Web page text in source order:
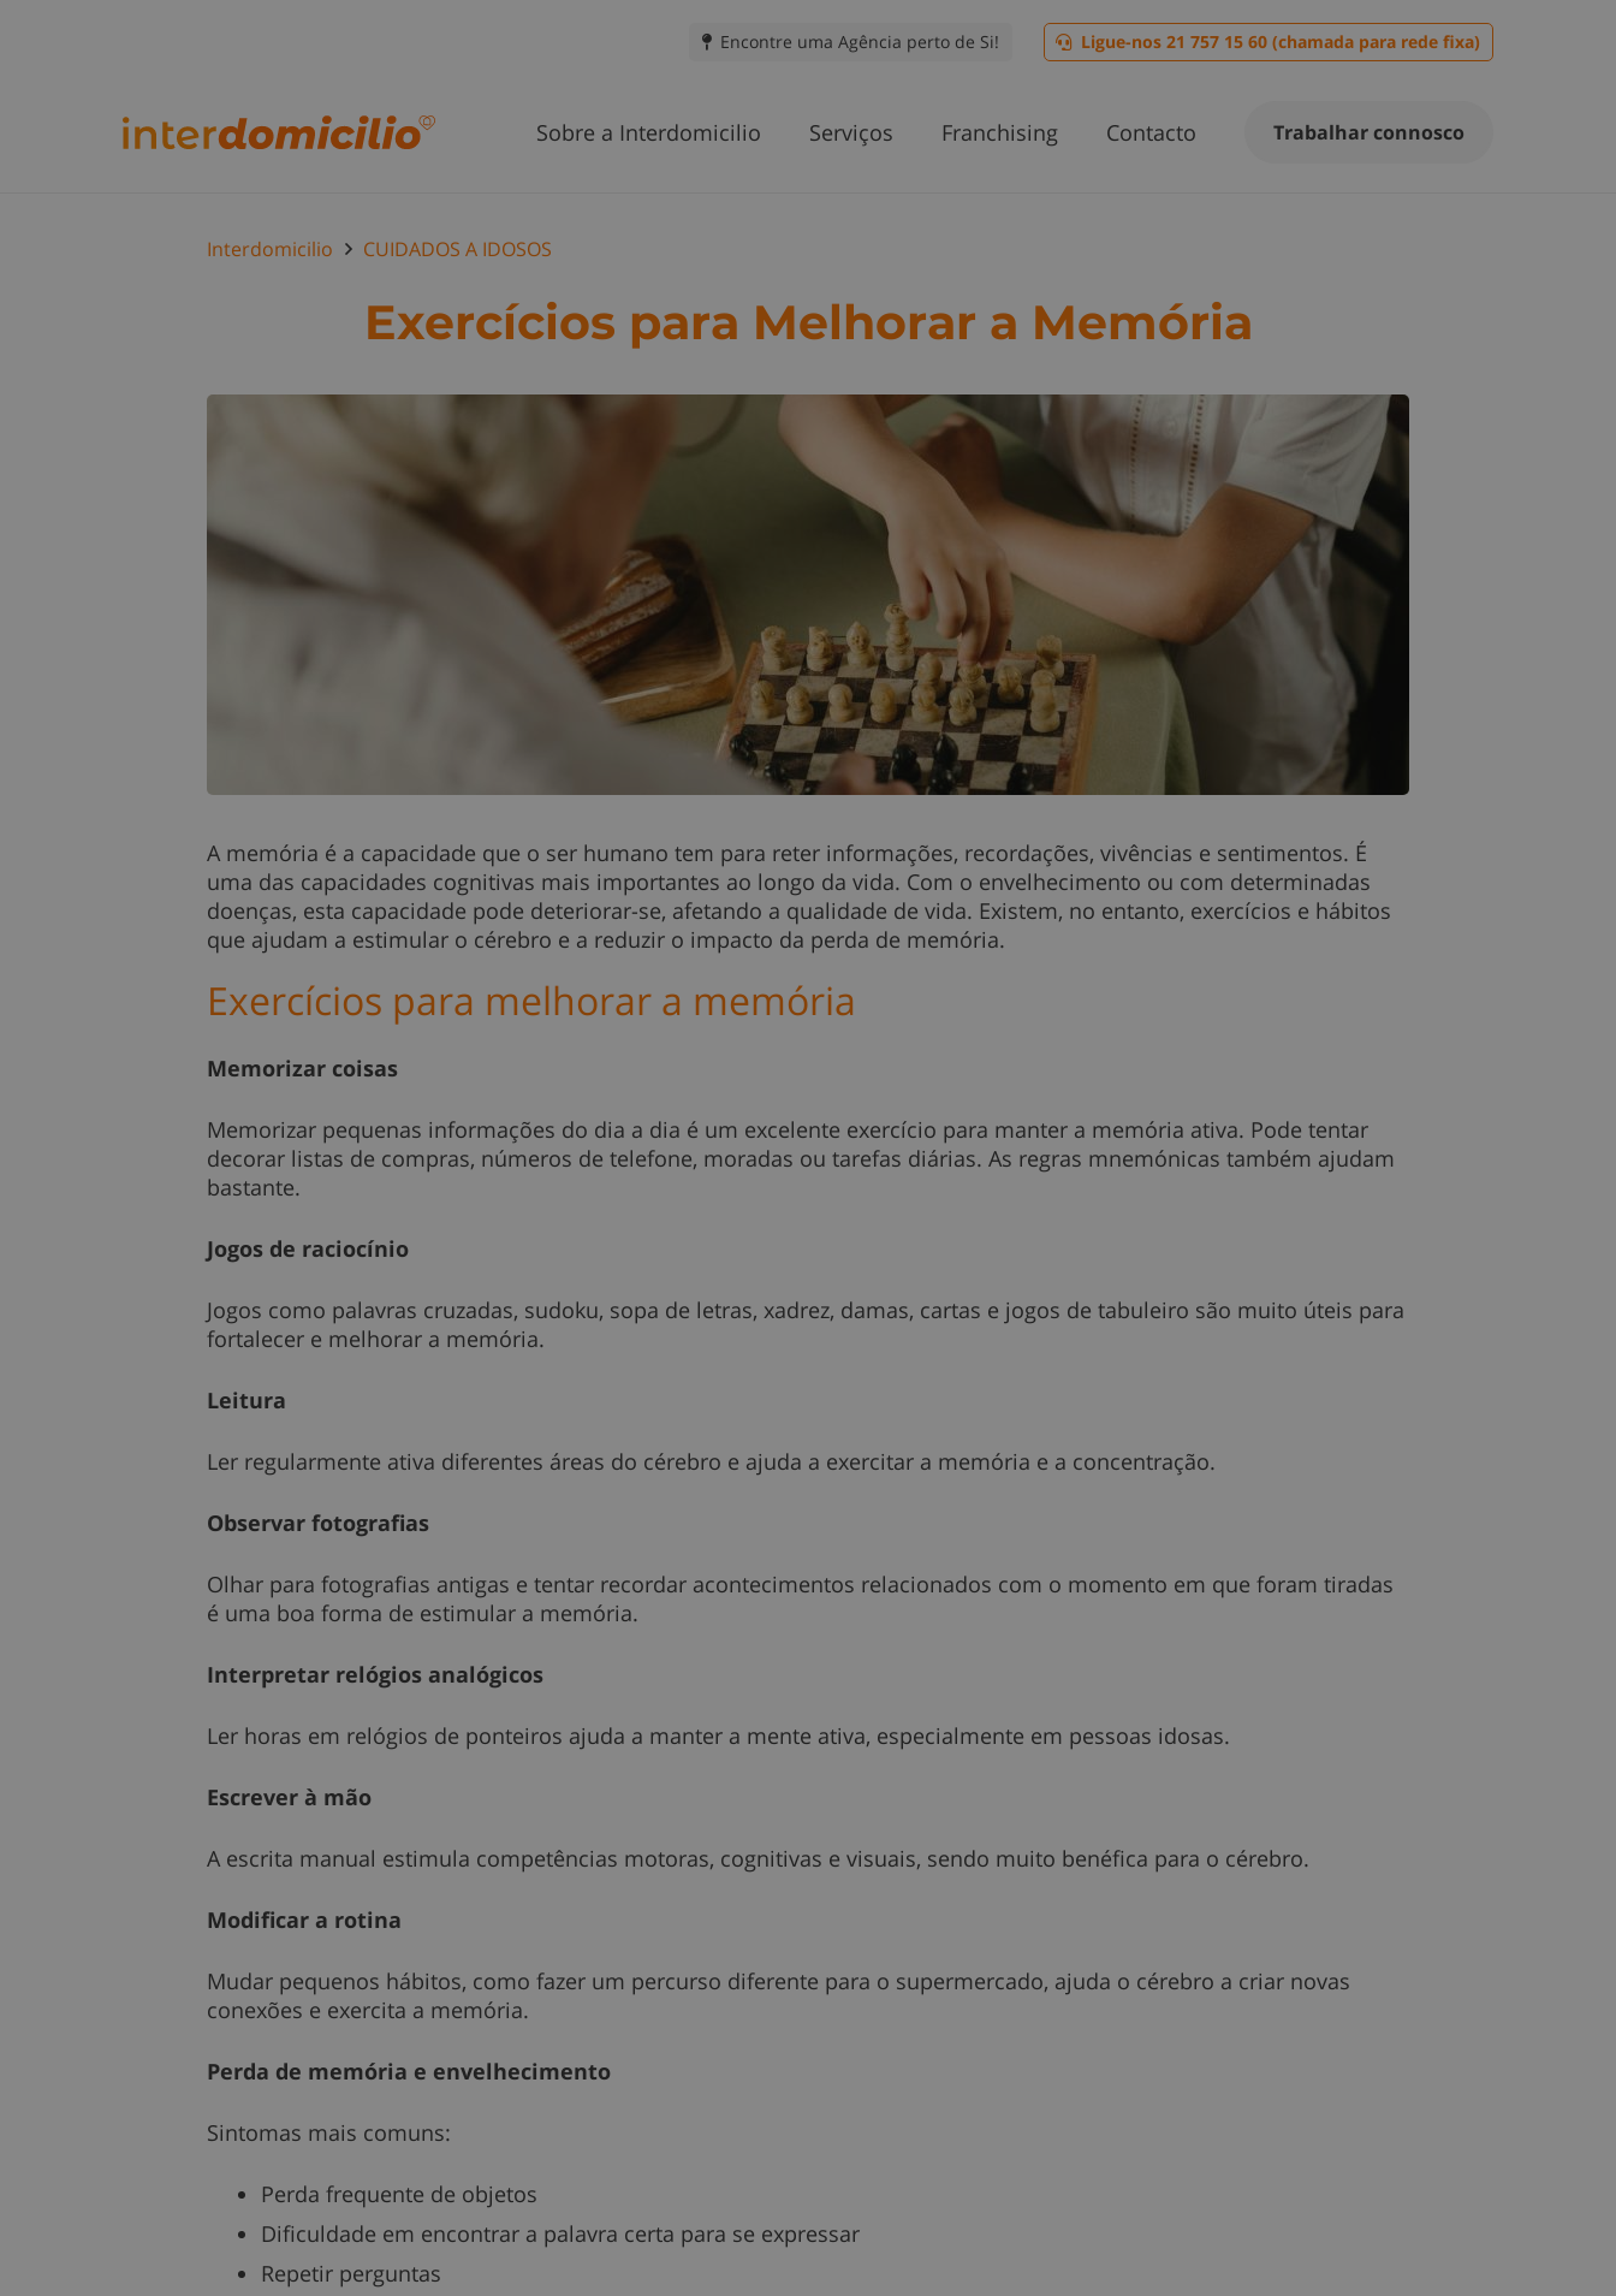
Encontre uma Agência perto de Si! Ligue-nos 21 757 15 60 (chamada para rede fixa)
Sobre a Interdomicilio Serviços Franchising Contacto Trabalhar connosco
Interdomicilio CUIDADOS A IDOSOS
Exercícios para Melhorar a Memória
A memória é a capacidade que o ser humano tem para reter informações, recordações, vivências e sentimentos. É
uma das capacidades cognitivas mais importantes ao longo da vida. Com o envelhecimento ou com determinadas
doenças, esta capacidade pode deteriorar-se, afetando a qualidade de vida. Existem, no entanto, exercícios e hábitos
que ajudam a estimular o cérebro e a reduzir o impacto da perda de memória.
Exercícios para melhorar a memória
Memorizar coisas
Memorizar pequenas informações do dia a dia é um excelente exercício para manter a memória ativa. Pode tentar
decorar listas de compras, números de telefone, moradas ou tarefas diárias. As regras mnemónicas também ajudam
bastante.
Jogos de raciocínio
Jogos como palavras cruzadas, sudoku, sopa de letras, xadrez, damas, cartas e jogos de tabuleiro são muito úteis para
fortalecer e melhorar a memória.
Leitura
Ler regularmente ativa diferentes áreas do cérebro e ajuda a exercitar a memória e a concentração.
Observar fotografias
Olhar para fotografias antigas e tentar recordar acontecimentos relacionados com o momento em que foram tiradas
é uma boa forma de estimular a memória.
Interpretar relógios analógicos
Ler horas em relógios de ponteiros ajuda a manter a mente ativa, especialmente em pessoas idosas.
Escrever à mão
A escrita manual estimula competências motoras, cognitivas e visuais, sendo muito benéfica para o cérebro.
Modificar a rotina
Mudar pequenos hábitos, como fazer um percurso diferente para o supermercado, ajuda o cérebro a criar novas
conexões e exercita a memória.
Perda de memória e envelhecimento
Sintomas mais comuns:
Perda frequente de objetos
Dificuldade em encontrar a palavra certa para se expressar
Repetir perguntas